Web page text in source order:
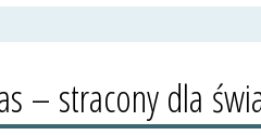
– stracony dla